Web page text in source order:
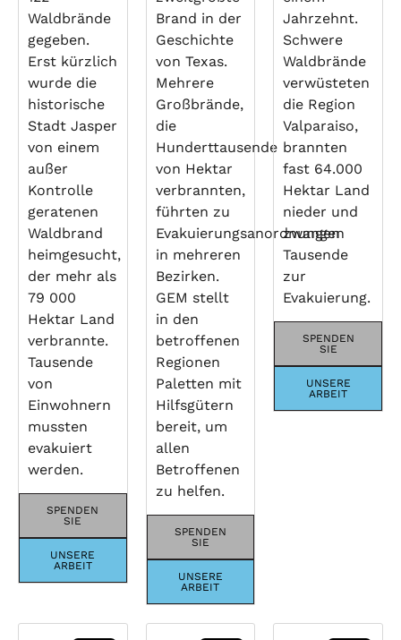
Waldbrände
gegeben.
Erst kürzlich
wurde die
historische
Stadt Jasper
von einem
außer
Kontrolle
geratenen
Waldbrand
heimgesucht,
der mehr als
79 000
Hektar Land
verbrannte.
Tausende
von
Einwohnern
mussten
evakuiert
werden.
SPENDEN
SIE
UNSERE
ARBEIT
Brand in der
Geschichte
von Texas.
Mehrere
Großbrände,
die
Hunderttausende
von Hektar
verbrannten,
führten zu
Evakuierungsanordnungen
in mehreren
Bezirken.
GEM stellt
in den
betroffenen
Regionen
Paletten mit
Hilfsgütern
bereit, um
allen
Betroffenen
zu helfen.
SPENDEN
SIE
UNSERE
ARBEIT
Jahrzehnt.
Schwere
Waldbrände
verwüsteten
die Region
Valparaiso,
brannten
fast 64.000
Hektar Land
nieder und
zwangen
Tausende
zur
Evakuierung.
SPENDEN
SIE
UNSERE
ARBEIT